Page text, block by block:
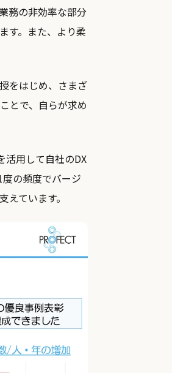
務の非効率な部分
す。また、より柔
をはじめ、さまざ
とで、自らが求め
活用して自社のDX
の頻度でバージ
ています。